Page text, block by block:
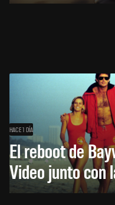
HACE 1 DÍA
El reboot de
Video junto con